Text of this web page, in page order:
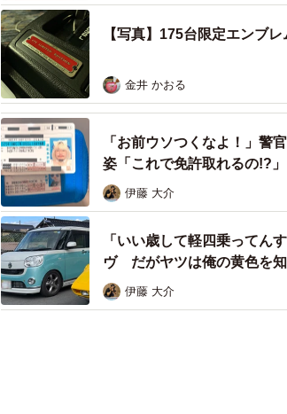
【写真】175台限定エンブレ
金井 かおる
「お前ウソつくなよ！」警
姿「これで免許取れるの!?」
伊藤 大介
「いい歳して軽四乗ってん
ヴ だがヤツは俺の黄色を
いい」
伊藤 大介